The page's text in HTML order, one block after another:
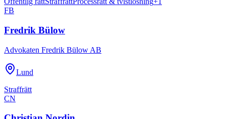
FB
Fredrik Bülow
Advokaten Fredrik Bülow AB
Lund
Straffrätt
CN